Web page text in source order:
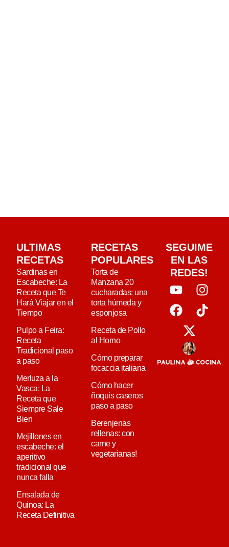
ULTIMAS
RECETAS
Sardinas en
Escabeche: La
Receta que Te
Hará Viajar en el
Tiempo
Pulpo a Feira:
Receta
Tradicional paso
a paso
Merluza a la
Vasca: La
Receta que
Siempre Sale
Bien
Mejillones en
escabeche: el
aperitivo
tradicional que
nunca falla
Ensalada de
Quinoa: La
Receta Definitiva
RECETAS
POPULARES
Torta de
Manzana 20
cucharadas: una
torta húmeda y
esponjosa
Receta de Pollo
al Horno
Cómo preparar
focaccia italiana
Cómo hacer
ñoquis caseros
paso a paso
Berenjenas
rellenas: con
carne y
vegetarianas!
SEGUIME
EN LAS
REDES!